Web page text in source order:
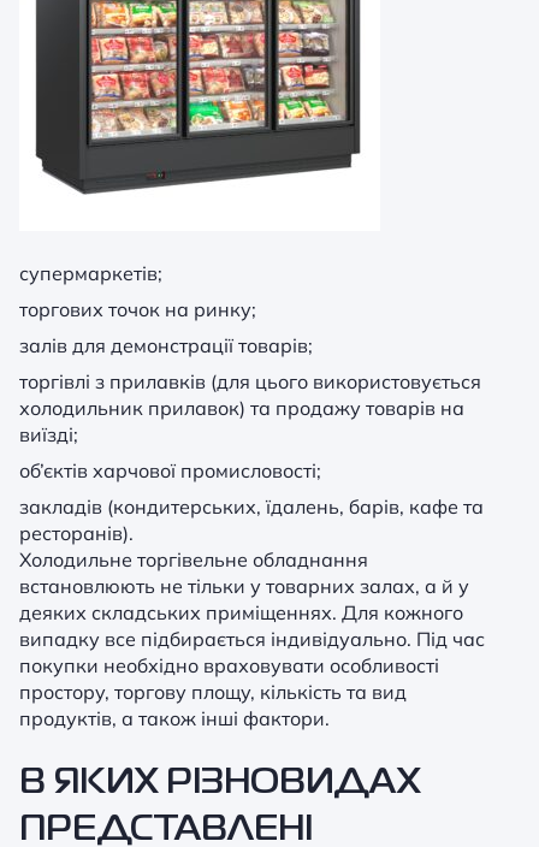
супермаркетів;
торгових точок на ринку;
залів для демонстрації товарів;
торгівлі з прилавків (для цього використовується
холодильник прилавок) та продажу товарів на
виїзді;
об’єктів харчової промисловості;
закладів (кондитерських, їдалень, барів, кафе та
ресторанів).
Холодильне торгівельне обладнання
встановлюють не тільки у товарних залах, а й у
деяких складських приміщеннях. Для кожного
випадку все підбирається індивідуально. Під час
покупки необхідно враховувати особливості
простору, торгову площу, кількість та вид
продуктів, а також інші фактори.
В ЯКИХ РІЗНОВИДАХ
ПРЕДСТАВЛЕНІ